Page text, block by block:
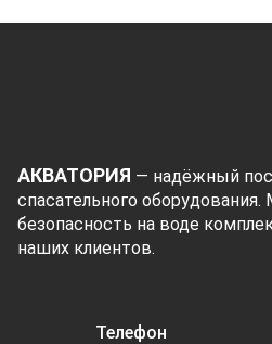
АКВАТОРИЯ — надёжный
спасательного
безопасность на воде
наших клиентов.
Телефон